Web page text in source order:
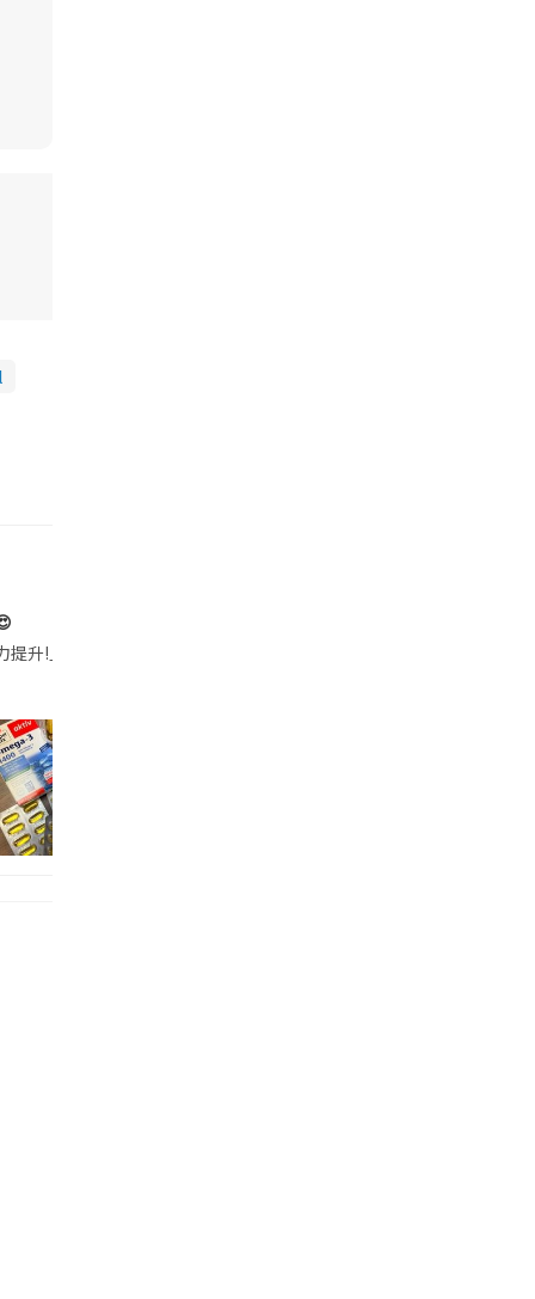
帶的行動電源機身已標示「10000mAh」，卻仍被要求當場丟
提升!｣ 長時間對住電腦､剪片寫稿,成日覺得眼睛乾澀､腦袋好似｢斷